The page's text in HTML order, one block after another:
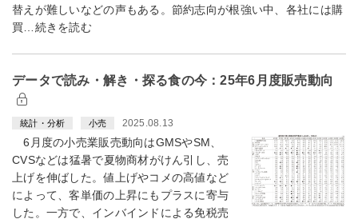
替えが難しいなどの声もある。節約志向が根強い中、各社には購
買…続きを読む
データで読み・解き・探る食の今：25年6月度販売動向
統計・分析 小売 2025.08.13
6月度の小売業販売動向はGMSやSM、
CVSなどは猛暑で夏物商材がけん引し、売
上げを伸ばした。値上げやコメの高値など
によって、客単価の上昇にもプラスに寄与
した。一方で、インバインドによる免税売